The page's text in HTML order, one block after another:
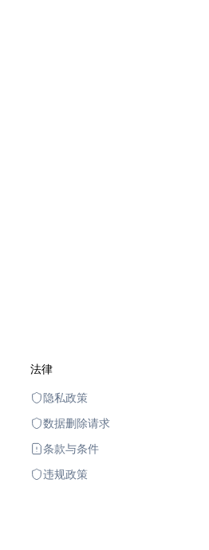
法律
隐私政策
数据删除请求
条款与条件
违规政策